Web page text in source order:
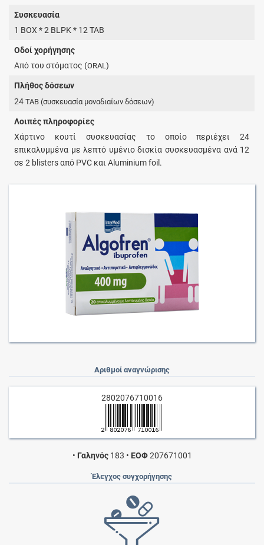
Συσκευασία
1 BOX * 2 BLPK * 12 TAB
Οδοί χορήγησης
Από του στόματος (ORAL)
Πλήθος δόσεων
24TAB (συσκευασία μοναδιαίων δόσεων)
Λοιπές πληροφορίες
Χάρτινο κουτί συσκευασίας το οποίο περιέχει 24
επικαλυμμένα με λεπτό υμένιο δισκία συσκευασμένα ανά 12
σε 2 blisters από PVC και Aluminium foil.
Αριθμοί αναγνώρισης
2802076710016
• Γαληνός183 • ΕΟΦ207671001
Έλεγχος συγχορήγησης